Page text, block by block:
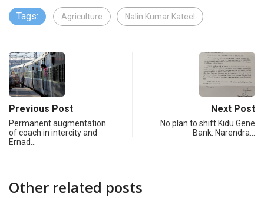
Tags: Agriculture Nalin Kumar Kateel
Previous Post
Permanent augmentation
of coach in intercity and
Ernad…
Next Post
No plan to shift Kidu Gene
Bank: Narendra…
Other related posts